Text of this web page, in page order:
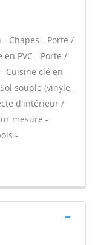
- Chapes - Porte /
PVC - Porte /
Cuisine clé en
souple (vinyle,
d'intérieur /
mesure -
-